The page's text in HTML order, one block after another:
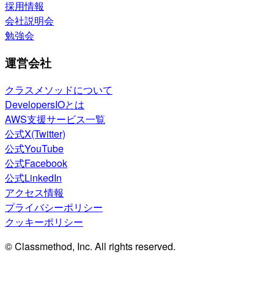
採用情報
会社説明会
勉強会
運営会社
クラスメソッドについて
DevelopersIOとは
AWS支援サービス一覧
公式X(Twitter)
公式YouTube
公式Facebook
公式LinkedIn
アクセス情報
プライバシーポリシー
クッキーポリシー
© Classmethod, Inc. All rights reserved.